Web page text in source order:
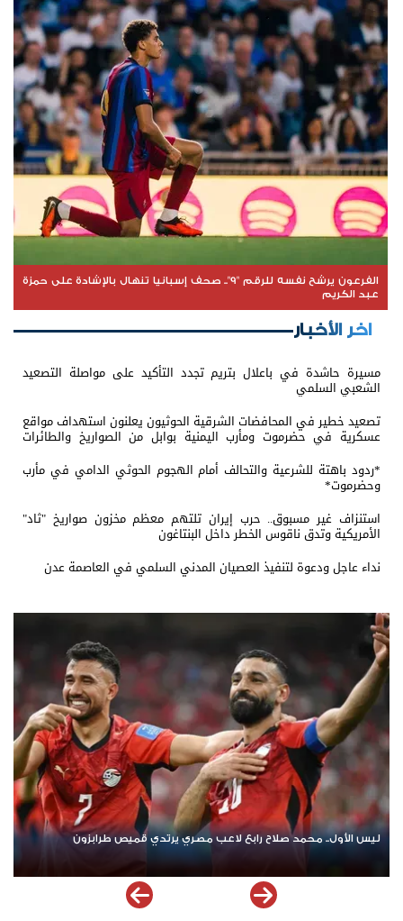
الفرعون يرشح نفسه للرقم "9".. صحف إسبانيا تنهال بالإشادة على حمزة
عبد الكريم
اخر الأخبار
مسيرة حاشدة في باعلال بتريم تجدد التأكيد على مواصلة التصعيد
الشعبي السلمي
تصعيد خطير في المحافضات الشرقية الحوثيون يعلنون استهداف مواقع
عسكرية في حضرموت ومأرب اليمنية بوابل من الصواريخ والطائرات
*ردود باهتة للشرعية والتحالف أمام الهجوم الحوثي الدامي في مأرب
وحضرموت*
استنزاف غير مسبوق.. حرب إيران تلتهم معظم مخزون صواريخ "ثاد"
الأمريكية وتدق ناقوس الخطر داخل البنتاغون
نداء عاجل ودعوة لتنفيذ العصيان المدني السلمي في العاصمة عدن
ريال مدريد يودع غونزالو غارسيا مقابل 40 مليون يورو ويملك "حق العودة"